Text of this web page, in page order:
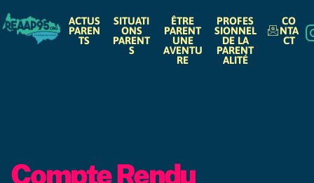
ACTUS
PAREN
TS
SITUATI
ONS
PARENT
S
ÊTRE
PARENT
UNE
AVENTU
RE
PROFES
SIONNEL
DE LA
PARENT
ALITÉ
CO
NTA
CT
Compte Rendu